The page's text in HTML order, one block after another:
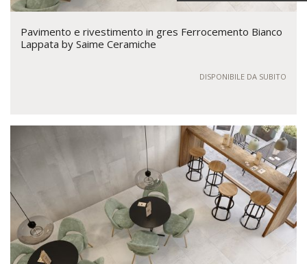
Pavimento e rivestimento in gres Ferrocemento Bianco
Lappata by Saime Ceramiche
DISPONIBILE DA SUBITO